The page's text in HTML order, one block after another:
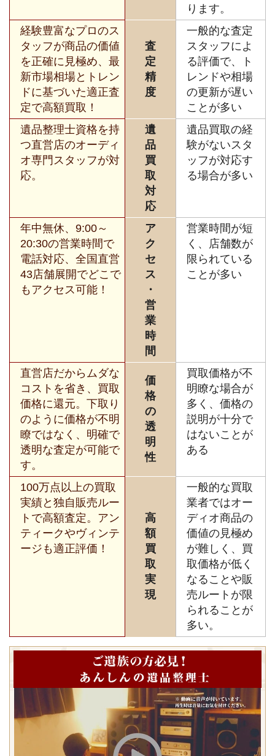
ります。
経験豊富なプロのス
タッフが商品の価値
を正確に見極め、最
新市場相場とトレン
ドに基づいた適正査
定で高額買取！
査
定
精
度
一般的な査定
スタッフによ
る評価で、ト
レンドや相場
の更新が遅い
ことが多い
遺品整理士資格を持
つ直営店のオーディ
オ専門スタッフが対
応。
遺
品
買
取
対
応
遺品買取の経
験がないスタ
ッフが対応す
る場合が多い
年中無休、9:00～
20:30の営業時間で
電話対応、全国直営
43店舗展開でどこで
もアクセス可能！
ア
ク
セ
ス
・
営
業
時
間
営業時間が短
く、店舗数が
限られている
ことが多い
直営店だからムダな
コストを省き、買取
価格に還元。下取り
のように価格が不明
瞭ではなく、明確で
透明な査定が可能で
す。
価
格
の
透
明
性
買取価格が不
明瞭な場合が
多く、価格の
説明が十分で
はないことが
ある
100万点以上の買取
実績と独自販売ルー
トで高額査定。アン
ティークやヴィンテ
ージも適正評価！
高
額
買
取
実
現
一般的な買取
業者ではオー
ディオ商品の
価値の見極め
が難しく、買
取価格が低く
なることや販
売ルートが限
られることが
多い。